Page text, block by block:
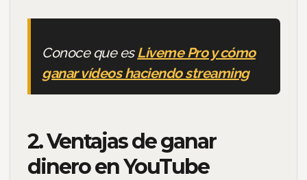
Conoce que esLiveme Pro y cómo
ganar vídeos haciendo streaming
2. Ventajas de ganar
dinero en YouTube